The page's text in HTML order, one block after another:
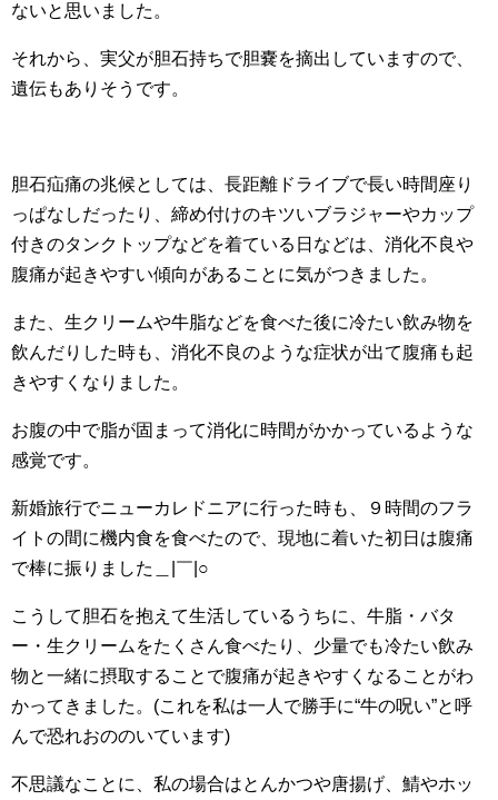
ないと思いました。
それから、実父が胆石持ちで胆嚢を摘出していますので、
遺伝もありそうです。
胆石疝痛の兆候としては、長距離ドライブで長い時間座り
っぱなしだったり、締め付けのキツいブラジャーやカップ
付きのタンクトップなどを着ている日などは、消化不良や
腹痛が起きやすい傾向があることに気がつきました。
また、生クリームや牛脂などを食べた後に冷たい飲み物を
飲んだりした時も、消化不良のような症状が出て腹痛も起
きやすくなりました。
お腹の中で脂が固まって消化に時間がかかっているような
感覚です。
新婚旅行でニューカレドニアに行った時も、９時間のフラ
イトの間に機内食を食べたので、現地に着いた初日は腹痛
で棒に振りました＿|￣|○
こうして胆石を抱えて生活しているうちに、牛脂・バタ
ー・生クリームをたくさん食べたり、少量でも冷たい飲み
物と一緒に摂取することで腹痛が起きやすくなることがわ
かってきました。(これを私は一人で勝手に“牛の呪い”と呼
んで恐れおののいています)
不思議なことに、私の場合はとんかつや唐揚げ、鯖やホッ